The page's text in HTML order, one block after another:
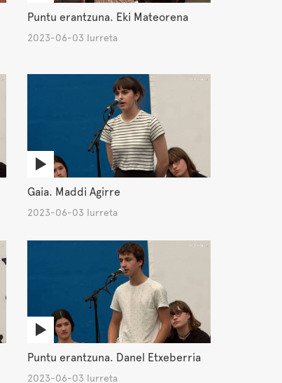
Puntu erantzuna. Eki Mateorena
2023-06-03 Iurreta
Gaia. Maddi Agirre
2023-06-03 Iurreta
Puntu erantzuna. Danel Etxeberria
2023-06-03 Iurreta